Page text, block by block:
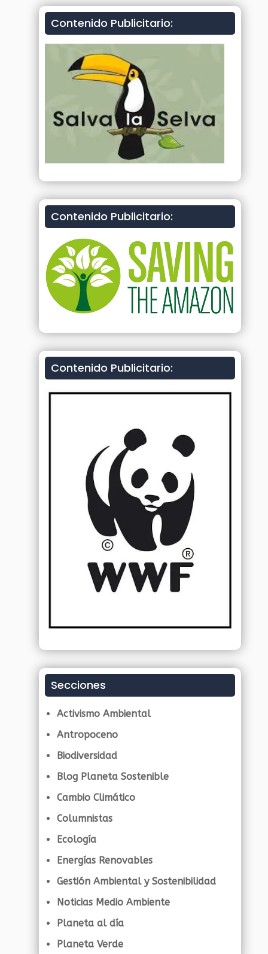
Contenido Publicitario:
Contenido Publicitario:
Contenido Publicitario:
Secciones
Activismo Ambiental
Antropoceno
Biodiversidad
Blog Planeta Sostenible
Cambio Climático
Columnistas
Ecología
Energías Renovables
Gestión Ambiental y Sostenibilidad
Noticias Medio Ambiente
Planeta al día
Planeta Verde